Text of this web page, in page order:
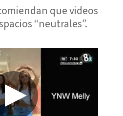
que videos
“neutrales”.